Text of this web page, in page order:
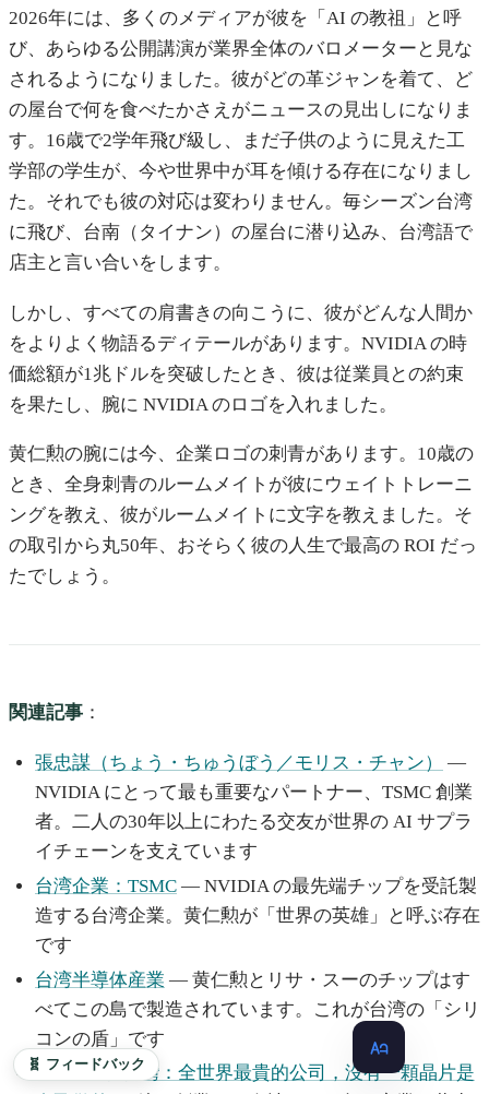
2026年には、多くのメディアが彼を「AI の教祖」と呼
び、あらゆる公開講演が業界全体のバロメーターと見な
されるようになりました。彼がどの革ジャンを着て、ど
の屋台で何を食べたかさえがニュースの見出しになりま
す。16歳で2学年飛び級し、まだ子供のように見えた工
学部の学生が、今や世界中が耳を傾ける存在になりまし
た。それでも彼の対応は変わりません。毎シーズン台湾
に飛び、台南（タイナン）の屋台に潜り込み、台湾語で
店主と言い合いをします。
しかし、すべての肩書きの向こうに、彼がどんな人間か
をよりよく物語るディテールがあります。NVIDIA の時
価総額が1兆ドルを突破したとき、彼は従業員との約束
を果たし、腕に NVIDIA のロゴを入れました。
黄仁勲の腕には今、企業ロゴの刺青があります。10歳の
とき、全身刺青のルームメイトが彼にウェイトトレーニ
ングを教え、彼がルームメイトに文字を教えました。そ
の取引から丸50年、おそらく彼の人生で最高の ROI だっ
たでしょう。
関連記事 ：
張忠謀（ちょう・ちゅうぼう／モリス・チャン）
—
NVIDIA にとって最も重要なパートナー、TSMC 創業
者。二人の30年以上にわたる交友が世界の AI サプラ
イチェーンを支えています
台湾企業：TSMC — NVIDIA の最先端チップを受託製
造する台湾企業。黄仁勲が「世界の英雄」と呼ぶ存在
です
台湾半導体産業 — 黄仁勲とリサ・スーのチップはす
べてこの島で製造されています。これが台湾の「シリ
コンの盾」です
NVIDIA 在台灣：全世界最貴的公司，沒有一顆晶片是
🧬 フィードバック